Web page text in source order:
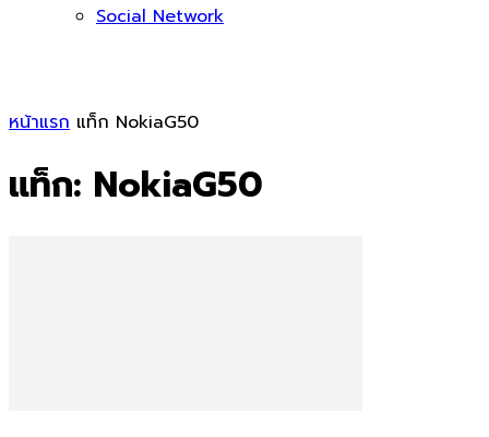
Social Network
หน้าแรก แท็ก NokiaG50
แท็ก: NokiaG50